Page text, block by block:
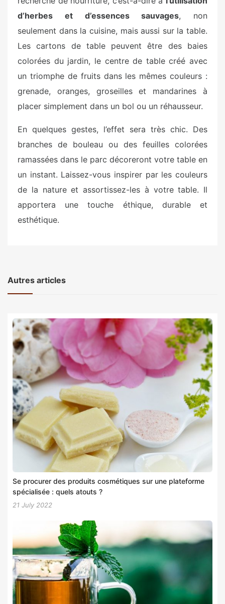
d’herbes et d’essences sauvages, non
seulement dans la cuisine, mais aussi sur la table.
Les cartons de table peuvent être des baies
colorées du jardin, le centre de table créé avec
un triomphe de fruits dans les mêmes couleurs :
grenade, oranges, groseilles et mandarines à
placer simplement dans un bol ou un réhausseur.
En quelques gestes, l’effet sera très chic. Des
branches de bouleau ou des feuilles colorées
ramassées dans le parc décoreront votre table en
un instant. Laissez-vous inspirer par les couleurs
de la nature et assortissez-les à votre table. Il
apportera une touche éthique, durable et
esthétique.
Autres articles
Se procurer des produits cosmétiques sur une plateforme
spécialisée : quels atouts ?
21 July 2022